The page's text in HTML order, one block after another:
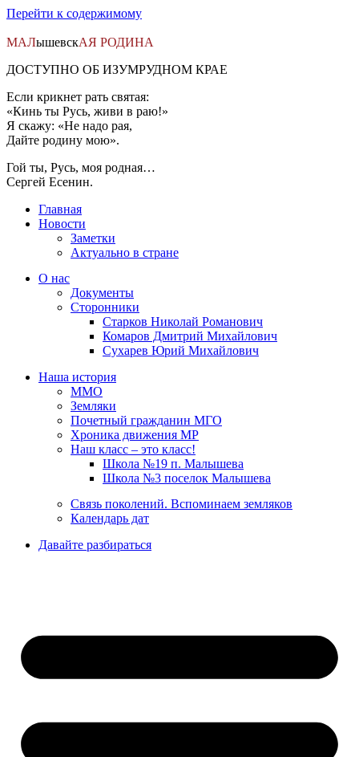
Перейти к содержимому
МАЛышевскАЯ РОДИНА
ДОСТУПНО ОБ ИЗУМРУДНОМ КРАЕ
Если крикнет рать святая:
«Кинь ты Русь, живи в раю!»
Я скажу: «Не надо рая,
Дайте родину мою».
Гой ты, Русь, моя родная…
Сергей Есенин.
Главная
Новости
Заметки
Актуально в стране
О нас
Документы
Сторонники
Старков Николай Романович
Комаров Дмитрий Михайлович
Сухарев Юрий Михайлович
Наша история
ММО
Земляки
Почетный гражданин МГО
Хроника движения МР
Наш класс – это класс!
Школа №19 п. Малышева
Школа №3 поселок Малышева
Связь поколений. Вспоминаем земляков
Календарь дат
Давайте разбираться